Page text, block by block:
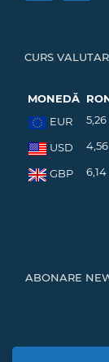
CURS VALUTAR
MONEDĂ
EUR
5,26
USD 4,56
GBP 6,14
ABONARE